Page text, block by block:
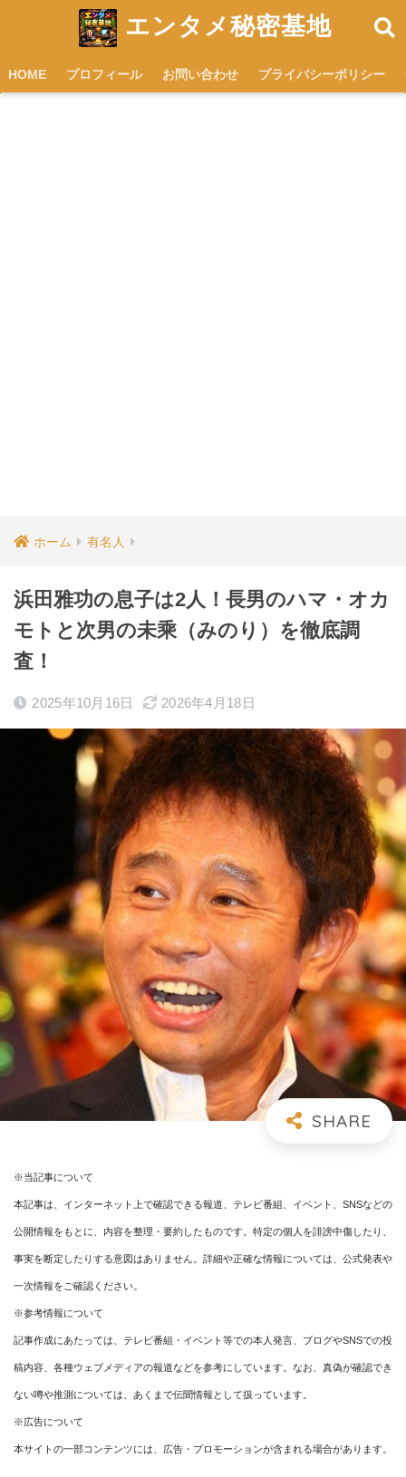
エンタメ秘密基地
HOME プロフィール お問い合わせ プライバシーポリシー
ホーム 有名人
浜田雅功の息子は2人！長男のハマ・オカ
モトと次男の未乘（みのり）を徹底調
査！
2025年10月16日 2026年4月18日
※当記事について
本記事は、インターネット上で確認できる報道、テレビ番組、イベント、SNSなどの
公開情報をもとに、内容を整理・要約したものです。特定の個人を誹謗中傷したり、
事実を断定したりする意図はありません。詳細や正確な情報については、公式発表や
一次情報をご確認ください。
※参考情報について
記事作成にあたっては、テレビ番組・イベント等での本人発言、ブログやSNSでの投
稿内容、各種ウェブメディアの報道などを参考にしています。なお、真偽が確認でき
ない噂や推測については、あくまで伝聞情報として扱っています。
※広告について
本サイトの一部コンテンツには、広告・プロモーションが含まれる場合があります。